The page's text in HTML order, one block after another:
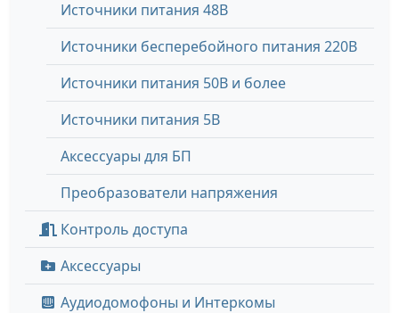
Источники питания 48В
Источники бесперебойного питания 220В
Источники питания 50В и более
Источники питания 5В
Аксессуары для БП
Преобразователи напряжения
Контроль доступа
Аксессуары
Аудиодомофоны и Интеркомы